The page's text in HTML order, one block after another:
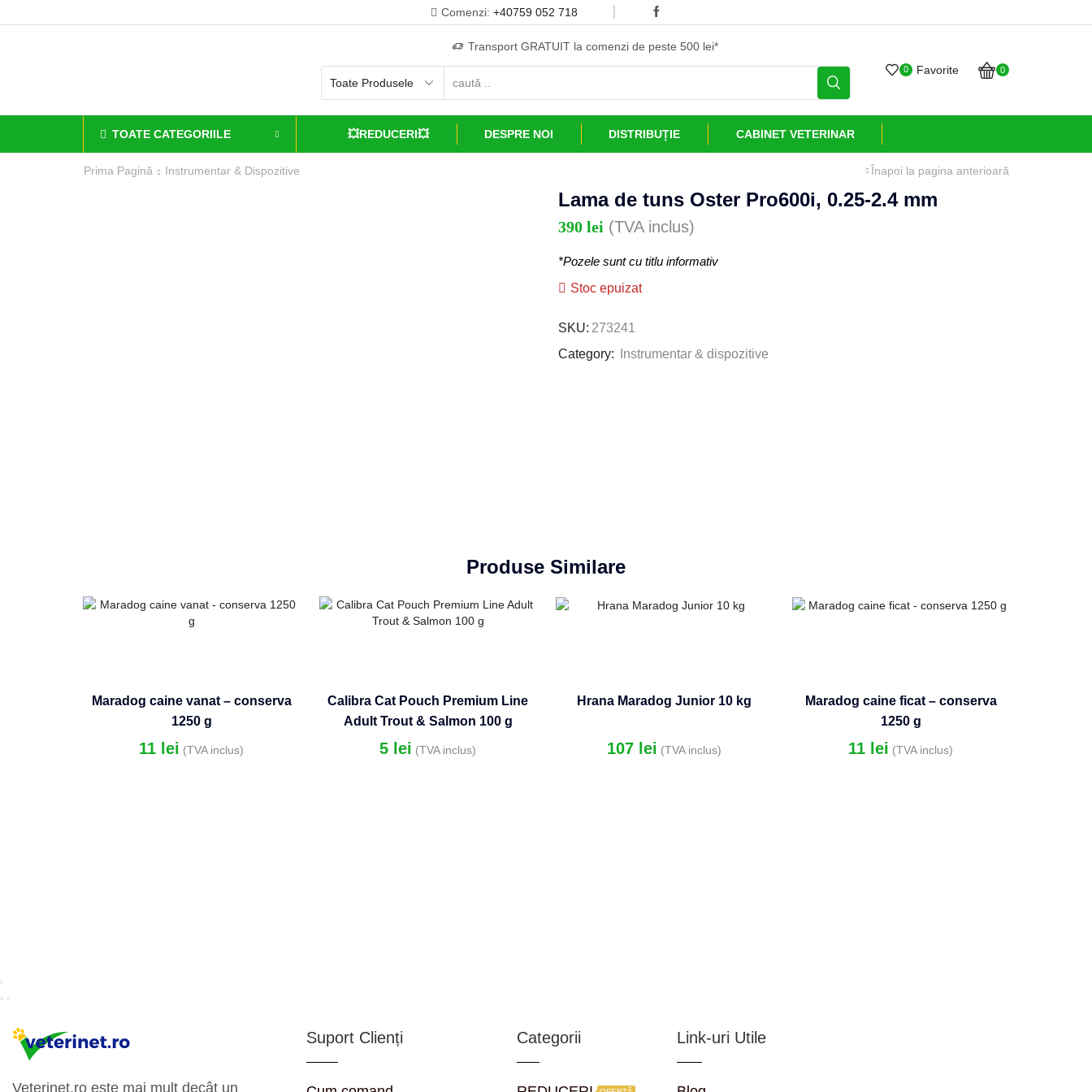
Comenzi: +40759 052 718
Transport GRATUIT la comenzi de peste 500 lei*
0 Favorite 0
TOATE CATEGORIILE 💥REDUCERI💥 DESPRE NOI DISTRIBUȚIE CABINET VETERINAR
Prima Pagină Instrumentar & Dispozitive Înapoi la pagina anterioară
Lama de tuns Oster Pro600i, 0.25-2.4 mm
390 lei (TVA inclus)
*Pozele sunt cu titlu informativ
Stoc epuizat
SKU: 273241
Category:
Instrumentar & dispozitive
Produse Similare
Maradog caine vanat – conserva
1250 g
11 lei (TVA inclus)
Calibra Cat Pouch Premium Line
Adult Trout & Salmon 100 g
5 lei (TVA inclus)
Hrana Maradog Junior 10 kg
107 lei (TVA inclus)
Maradog caine ficat – conserva
1250 g
11 lei (TVA inclus)
Veterinet.ro este mai mult decât un
Suport Clienți Categorii Link-uri Utile